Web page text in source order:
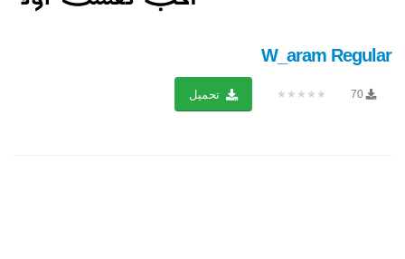
W_aram Regular
70
★★★★★ تحميل